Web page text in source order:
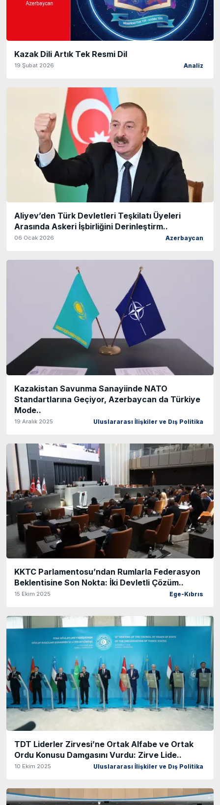
Kazak Dili Artık Tek Resmi Dil
19 Şubat 2026 Analiz
Aliyev’den Türk Devletleri Teşkilatı Üyeleri
Arasında Askeri İşbirliğini Derinleştirm..
06 Ocak 2026 Azerbaycan
Kazakistan Savunma Sanayiinde NATO
Standartlarına Geçiyor, Azerbaycan da Türkiye
Mode..
19 Aralık 2025 Uluslararası İlişkiler ve Dış Politika
KKTC Parlamentosu’ndan Rumlarla Federasyon
Beklentisine Son Nokta: İki Devletli Çözüm..
15 Ekim 2025 Ege-Kıbrıs
TDT Liderler Zirvesi’ne Ortak Alfabe ve Ortak
Ordu Konusu Damgasını Vurdu: Zirve Lide..
10 Ekim 2025 Uluslararası İlişkiler ve Dış Politika